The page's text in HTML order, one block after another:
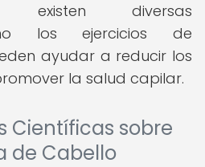
existen diversas
los ejercicios de
ayudar a reducir los
la salud capilar.
Científicas sobre
de Cabello